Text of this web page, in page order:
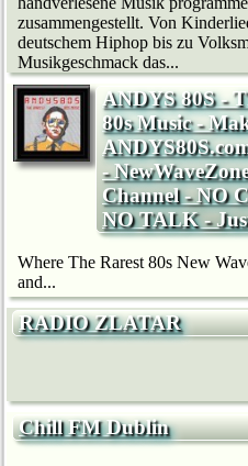
zusammengestellt. Von
deutschem Hip­hop bis zu
Musikgeschmack das...
ANDYS 80S -
80s Music -
-
Channel - NO
NO TALK -
Where The Rarest 80s New
and...
RADIO ZLATAR
Chill FM Dublin